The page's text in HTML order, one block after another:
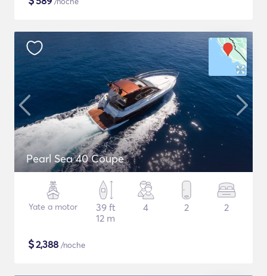
Pearl Sea 40 Coupe
Yate a motor
39 ft
12 m
4 2 2
$2,388 /noche